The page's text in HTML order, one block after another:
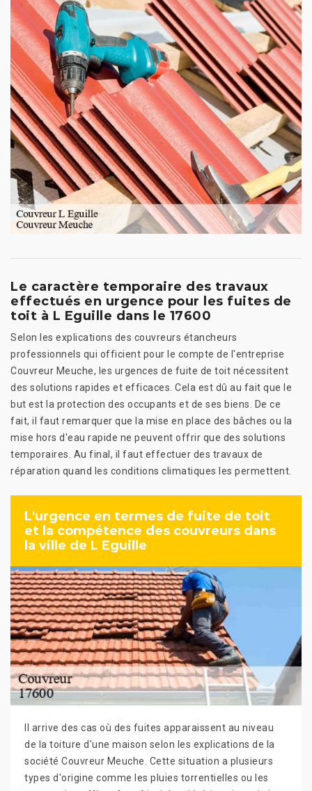
Le caractère temporaire des travaux
effectués en urgence pour les fuites de
toit à L Eguille dans le 17600
Selon les explications des couvreurs étancheurs
professionnels qui officient pour le compte de l'entreprise
Couvreur Meuche, les urgences de fuite de toit nécessitent
des solutions rapides et efficaces. Cela est dû au fait que le
but est la protection des occupants et de ses biens. De ce
fait, il faut remarquer que la mise en place des bâches ou la
mise hors d'eau rapide ne peuvent offrir que des solutions
temporaires. Au final, il faut effectuer des travaux de
réparation quand les conditions climatiques les permettent.
L'urgence en termes de fuite de toit
et la compétence des couvreurs dans
la ville de L Eguille
Il arrive des cas où des fuites apparaissent au niveau
de la toiture d'une maison selon les explications de la
société Couvreur Meuche. Cette situation a plusieurs
types d'origine comme les pluies torrentielles ou les